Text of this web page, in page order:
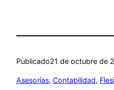
Publicado21 de octubre de
Asesorías, Contabilidad,